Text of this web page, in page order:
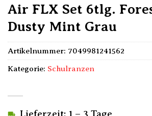
Air FLX Set 6tlg.
Dusty Mint Grau
Lieferzeit: 1 – 3 Tage
Artikelnummer: 7049981241562
Kategorie: Schulranzen